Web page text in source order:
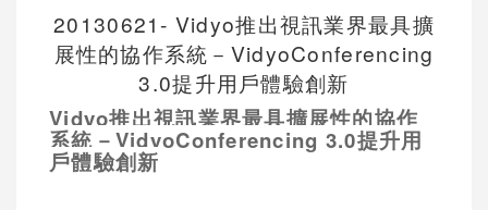
20130621- Vidyo推出視訊業界最具擴
展性的協作系統－VidyoConferencing
3.0提升用戶體驗創新
Vidyo推出視訊業界最具擴展性的協作
系統－VidyoConferencing 3.0提升用
戶體驗創新